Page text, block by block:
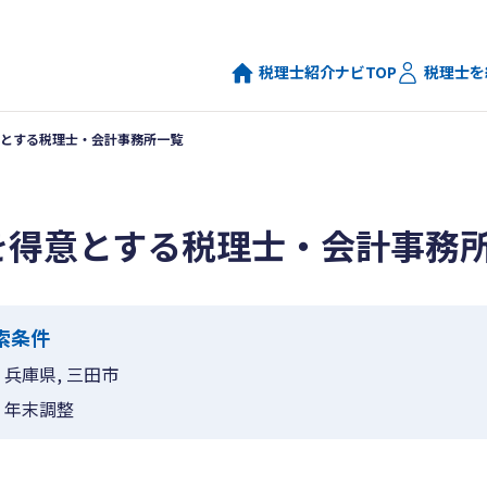
税理士紹介ナビTOP 税理士
する税理士・会計事務所一覧
意とする税理士・会計事務
条件
兵庫県, 三田市
年末調整